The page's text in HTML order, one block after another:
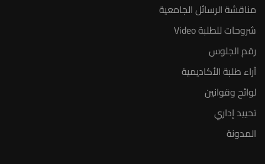
مناقشة الرسائل الجامعية
شروحات للطلبة Video
رقم الجلوس
آراء طلبة الأكاديمية
لوائح وقوانين
تحييد إداري
المدونة